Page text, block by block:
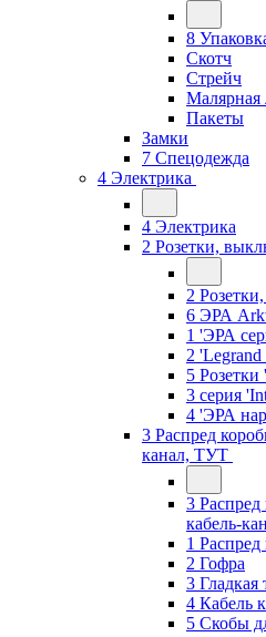
8
Скотч
Стрейч
Малярная
Пакеты
Замки
7 Спецодежда
4 Электрика
4 Электрика
2 Розетки,
2
6 ЭРА
1 'ЭРА
2 'Legrand
5 Розетки
3 серия
4 'ЭРА
3 Распред
канал, ТУТ
3 Распред
кабель-
1
2 Гофра
3 Гладкая
4 Кабель
5 Скобы